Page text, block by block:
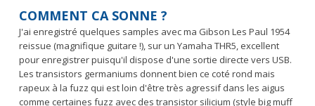
COMMENT CA SONNE ?
J'ai enregistré quelques samples avec ma Gibson Les Paul 1954
reissue (magnifique guitare !), sur un Yamaha THR5, excellent
pour enregistrer puisqu'il dispose d'une sortie directe vers USB.
Les transistors germaniums donnent bien ce coté rond mais
rapeux à la fuzz qui est loin d'être très agressif dans les aigus
comme certaines fuzz avec des transistor silicium (style big muff